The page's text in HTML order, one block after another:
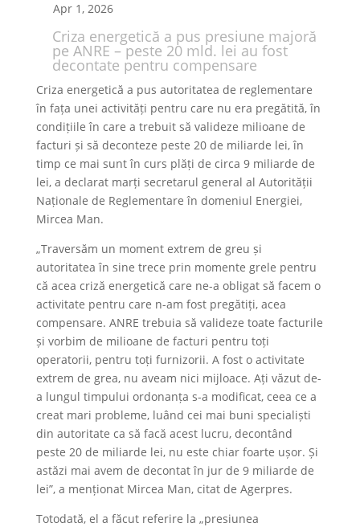
Apr 1, 2026
Criza energetică a pus presiune majoră
pe ANRE – peste 20 mld. lei au fost
decontate pentru compensare
Criza energetică a pus autoritatea de reglementare
în fața unei activități pentru care nu era pregătită, în
condițiile în care a trebuit să valideze milioane de
facturi și să deconteze peste 20 de miliarde lei, în
timp ce mai sunt în curs plăți de circa 9 miliarde de
lei, a declarat marți secretarul general al Autorității
Naționale de Reglementare în domeniul Energiei,
Mircea Man.
„Traversăm un moment extrem de greu și
autoritatea în sine trece prin momente grele pentru
că acea criză energetică care ne-a obligat să facem o
activitate pentru care n-am fost pregătiți, acea
compensare. ANRE trebuia să valideze toate facturile
și vorbim de milioane de facturi pentru toți
operatorii, pentru toți furnizorii. A fost o activitate
extrem de grea, nu aveam nici mijloace. Ați văzut de-
a lungul timpului ordonanța s-a modificat, ceea ce a
creat mari probleme, luând cei mai buni specialiști
din autoritate ca să facă acest lucru, decontând
peste 20 de miliarde lei, nu este chiar foarte ușor. Și
astăzi mai avem de decontat în jur de 9 miliarde de
lei”, a menționat Mircea Man, citat de Agerpres.
Totodată, el a făcut referire la „presiunea